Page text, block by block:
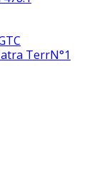
TerrN°1